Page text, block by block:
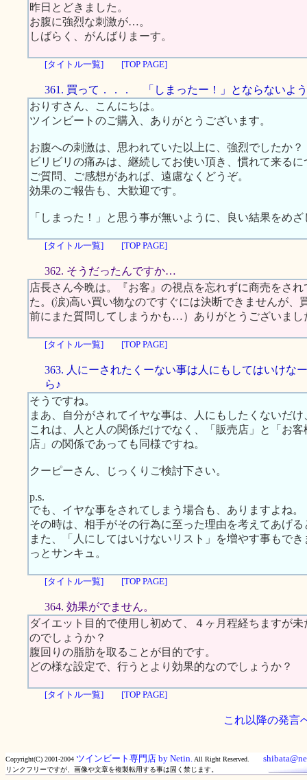
昨日とどきました。
お腹に強烈な刺激が…。
しばらく、がんばりまーす。
[タイトル一覧] [TOP PAGE]
361. 買って．．． 「しまったー！」とならないよ
おりすさん、こんにちは。
ツインビートのご購入、ありがとうございます。
お腹への刺激は、思われていた以上に、強烈でしたか？
ビリビリの痛みは、継続してお使い頂き、慣れて来る
ご質問、ご感想があれば、遠慮なくどうぞ。
効果のご報告も、大歓迎です。
「しまった！」と思う事が無いように、良い結果をめ
[タイトル一覧] [TOP PAGE]
362. そうだったんですか…
店長さん今晩は。『お客』の視点を忘れずに商売をさ
た。(涙)高い買い物なのですぐには決断できませんが、
前にまた質問してしまうかも…）ありがとうございまし
[タイトル一覧] [TOP PAGE]
363. 人にーされたくーない事は人にもしてはいけな
ら♪
そうですね。
まあ、自分がされてイヤな事は、人にもしたくないだ
これは、人と人の関係だけでなく、「販売店」と「お
店」の関係であっても同様ですね。
クーピーさん、じっくりご検討下さい。
p.s.
でも、イヤな事をされてしまう場合も、ありますよね。
その時は、相手がその行為に至った理由を考えてあげ
また、「人にしてはいけないリスト」を増やす事もで
っとサンキュ。
[タイトル一覧] [TOP PAGE]
364. 効果がでません。
ダイエット目的で使用し初めて、４ヶ月程経ちますが
のでしょうか？
腹回りの脂肪を取ることが目的です。
どの様な設定で、行うとより効果的なのでしょうか？
[タイトル一覧] [TOP PAGE]
これ以降の発言
Copyright(C) 2001-2004 ツインビート専門店 by Netin. All Right Reserved.
リンクフリーですが、画像や文章を複製転用する事は固く禁じます。